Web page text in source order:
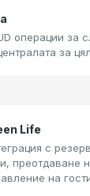
операции за
за
Life
с
преотдаване
на